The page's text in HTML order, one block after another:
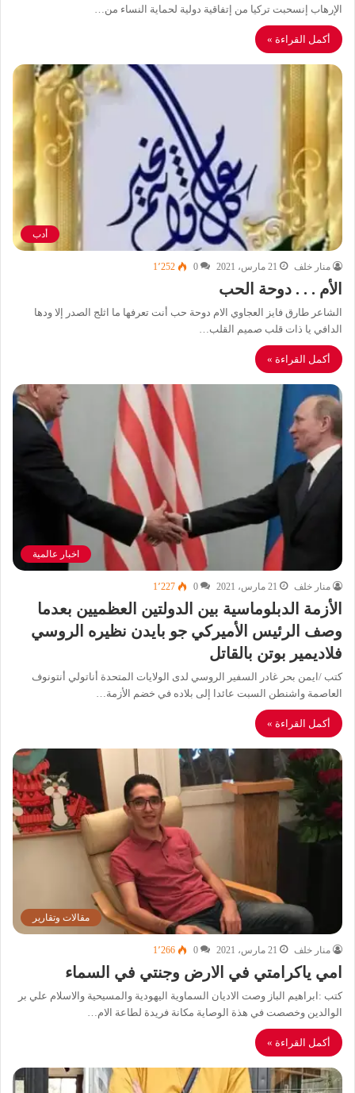
الإرهاب إنسحبت تركيا من إتفاقية دولية لحماية النساء من…
أكمل القراءة »
أدب
منار خلف 21 مارس، 2021 0 1٬252
الأم . . . دوحة الحب
الشاعر طارق فايز العجاوي الام دوحة حب أنت تعرفها ما اثلج الصدر إلا ودها
الدافي يا ذات قلب صميم القلب…
أكمل القراءة »
اخبار عالمية
منار خلف 21 مارس، 2021 0 1٬227
الأزمة الدبلوماسية بين الدولتين العظميين بعدما
وصف الرئيس الأميركي جو بايدن نظيره الروسي
فلاديمير بوتن بالقاتل
كتب /ايمن بحر غادر السفير الروسي لدى الولايات المتحدة أناتولي أنتونوف
العاصمة واشنطن السبت عائدا إلى بلاده في خضم الأزمة…
أكمل القراءة »
مقالات وتقارير
منار خلف 21 مارس، 2021 0 1٬266
امي ياكرامتي في الارض وجنتي في السماء
كتب :ابراهيم الباز وصت الاديان السماوية اليهودية والمسيحية والاسلام علي بر
الوالدين وخصصت في هذة الوصاية مكانة فريدة لطاعة الام…
أكمل القراءة »